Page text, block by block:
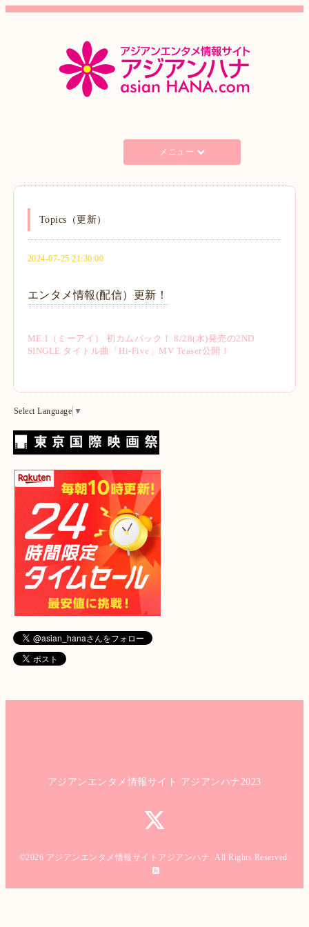
メニュー
Topics（更新）
2024-07-25 21:30:00
エンタメ情報(配信）更新！
ME:I（ミーアイ） 初カムバック！ 8/28(水)発売の2ND
SINGLE タイトル曲「Hi-Five」MV Teaser公開！
Select Language ▼
アジアンエンタメ情報サイト アジアンハナ2023
©2026 アジアンエンタメ情報サイトアジアンハナ. All Rights Reserved.